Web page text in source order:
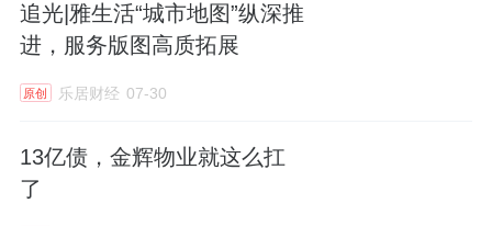
追光|雅生活“城市地图”纵深推
进，服务版图高质拓展
原创 乐居财经 07-30
13亿债，金辉物业就这么扛
了